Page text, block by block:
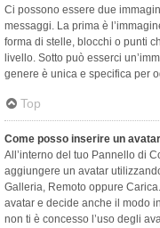
Ci possono essere due
messaggi. La prima è
forma di stelle, blocchi o punti
livello. Sotto può esserci
genere è unica e specifica per
Top
Come posso inserire un
All’interno del tuo Pannello di
aggiungere un avatar
Galleria, Remoto oppure
avatar e decide anche il modo
non ti è concesso l’uso degli